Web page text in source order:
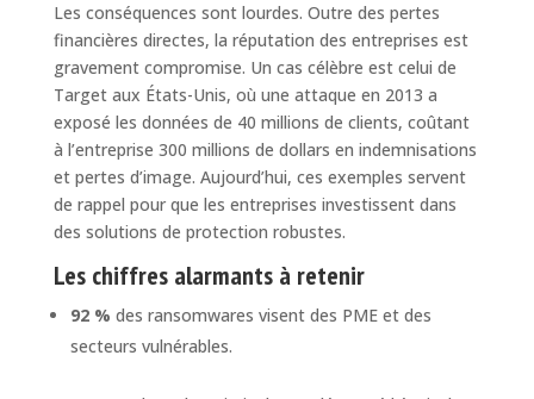
Les conséquences sont lourdes. Outre des pertes
financières directes, la réputation des entreprises est
gravement compromise. Un cas célèbre est celui de
Target aux États-Unis, où une attaque en 2013 a
exposé les données de 40 millions de clients, coûtant
à l’entreprise 300 millions de dollars en indemnisations
et pertes d’image. Aujourd’hui, ces exemples servent
de rappel pour que les entreprises investissent dans
des solutions de protection robustes.
Les chiffres alarmants à retenir
92 % des ransomwares visent des PME et des
secteurs vulnérables.